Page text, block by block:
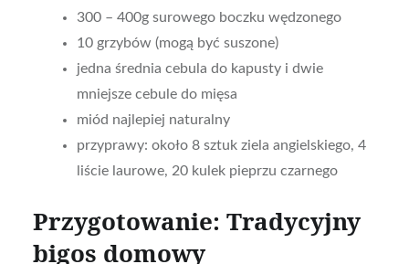
300 – 400g surowego boczku wędzonego
10 grzybów (mogą być suszone)
jedna średnia cebula do kapusty i dwie
mniejsze cebule do mięsa
miód najlepiej naturalny
przyprawy: około 8 sztuk ziela angielskiego, 4
liście laurowe, 20 kulek pieprzu czarnego
Przygotowanie: Tradycyjny
bigos domowy